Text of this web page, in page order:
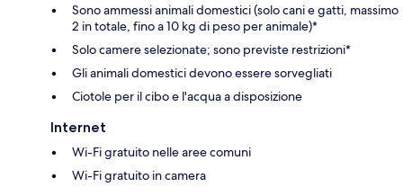
Sono ammessi animali domestici (solo cani e gatti, massimo
2 in totale, fino a 10 kg di peso per animale)*
Solo camere selezionate; sono previste restrizioni*
Gli animali domestici devono essere sorvegliati
Ciotole per il cibo e l'acqua a disposizione
Internet
Wi-Fi gratuito nelle aree comuni
Wi-Fi gratuito in camera